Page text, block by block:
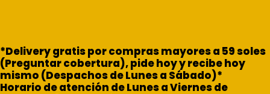
*Delivery gratis por compras mayores a 59 soles
(Preguntar cobertura), pide hoy y recibe hoy
mismo (Despachos de Lunes a Sábado)*
Horario de atención de Lunes a Viernes de